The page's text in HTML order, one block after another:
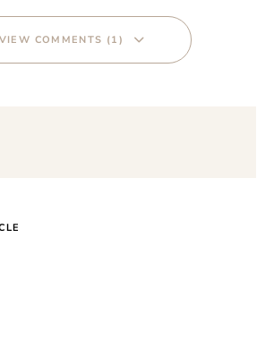
VIEW COMMENTS (1)